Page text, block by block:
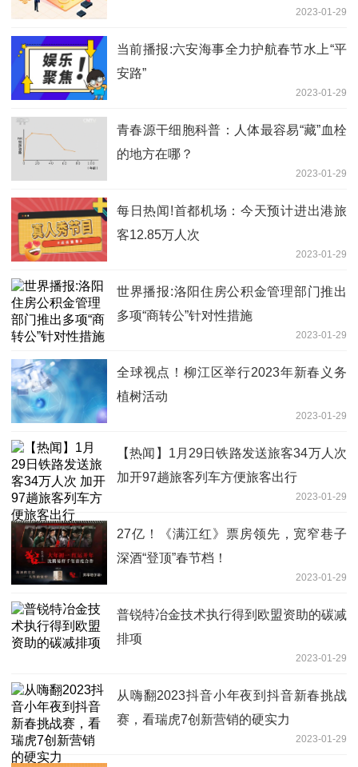
2023-01-29
当前播报:六安海事全力护航春节水上“平
安路”
2023-01-29
青春源干细胞科普：人体最容易“藏”血栓
的地方在哪？
2023-01-29
每日热闻!首都机场：今天预计进出港旅
客12.85万人次
2023-01-29
世界播报:洛阳住房公积金管理部门推出
多项“商转公”针对性措施
2023-01-29
全球视点！柳江区举行2023年新春义务
植树活动
2023-01-29
【热闻】1月29日铁路发送旅客34万人次
加开97趟旅客列车方便旅客出行
2023-01-29
27亿！《满江红》票房领先，宽窄巷子
深酒“登顶”春节档！
2023-01-29
普锐特冶金技术执行得到欧盟资助的碳减
排项
2023-01-29
从嗨翻2023抖音小年夜到抖音新春挑战
赛，看瑞虎7创新营销的硬实力
2023-01-29